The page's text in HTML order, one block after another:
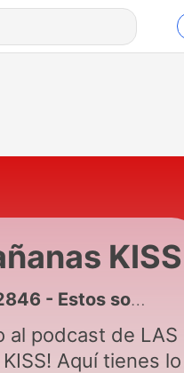
KISS
- Estos son los mejores momentos del viernes (17/07/2026)
al podcast de LAS
Aquí tienes lo